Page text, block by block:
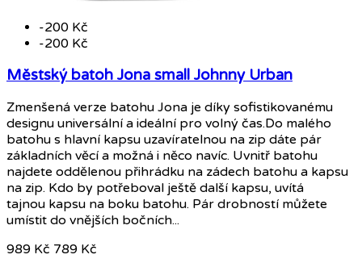
-200 Kč
-200 Kč
Městský batoh Jona small Johnny Urban
Zmenšená verze batohu Jona je díky sofistikovanému
designu universální a ideální pro volný čas.Do malého
batohu s hlavní kapsu uzavíratelnou na zip dáte pár
základních věcí a možná i něco navíc. Uvnitř batohu
najdete oddělenou přihrádku na zádech batohu a kapsu
na zip. Kdo by potřeboval ještě další kapsu, uvítá
tajnou kapsu na boku batohu. Pár drobností můžete
umístit do vnějších bočních...
989 Kč 789 Kč